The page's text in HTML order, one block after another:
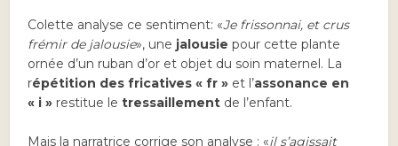
Colette analyse ce sentiment: «Je frissonnai, et crus
frémir de jalousie», une jalousie pour cette plante
ornée d’un ruban d’or et objet du soin maternel. La
répétition des fricatives « fr » et l’assonance en
« i » restitue letressaillement de l’enfant.
Mais la narratrice corrige son analyse : «il s’agissait